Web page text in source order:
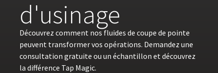
d'usinage
Découvrez comment nos fluides de coupe de pointe
peuvent transformer vos opérations. Demandez une
consultation gratuite ou un échantillon et découvrez
la différence Tap Magic.